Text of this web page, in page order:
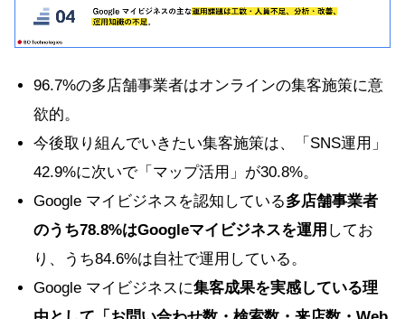
96.7%の多店舗事業者はオンラインの集客施策に意
欲的。
今後取り組んでいきたい集客施策は、「SNS運用」
42.9%に次いで「マップ活用」が30.8%。
Google マイビジネスを認知している多店舗事業者
のうち78.8%はGoogleマイビジネスを運用 してお
り、うち84.6%は自社で運用している。
Google マイビジネスに集客成果を実感している理